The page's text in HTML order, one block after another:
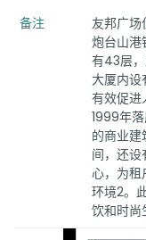
备注
友邦广场
炮台山港
有43层
大厦内设
有效促进
1999年
的商业建
间，还设
心，为租
环境2。
饮和时尚